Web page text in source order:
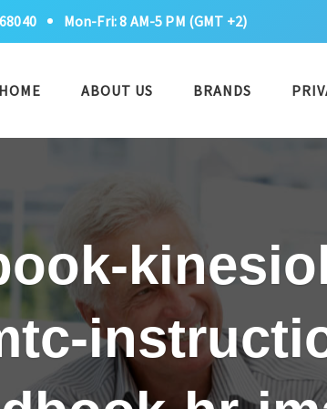
Mon-Fri: 8 AM-5 PM (GMT +2)
HOME ABOUT US BRANDS